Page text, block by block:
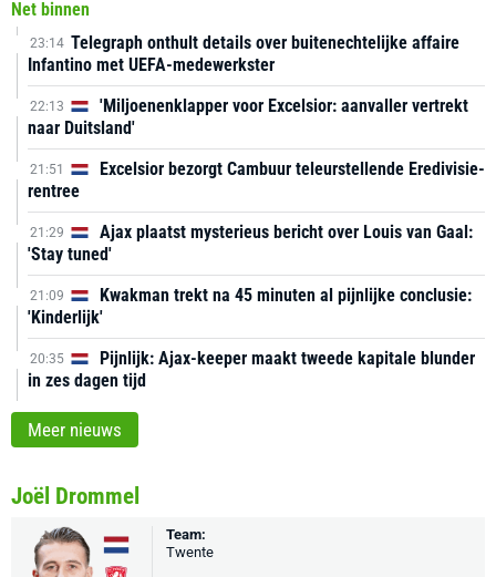
Net binnen
23:14 Telegraph onthult details over buitenechtelijke affaire
Infantino met UEFA-medewerkster
22:13
'Miljoenenklapper voor Excelsior: aanvaller vertrekt
naar Duitsland'
21:51
Excelsior bezorgt Cambuur teleurstellende Eredivisie-
rentree
21:29
Ajax plaatst mysterieus bericht over Louis van Gaal:
'Stay tuned'
21:09
Kwakman trekt na 45 minuten al pijnlijke conclusie:
'Kinderlijk'
20:35
Pijnlijk: Ajax-keeper maakt tweede kapitale blunder
in zes dagen tijd
Meer nieuws
Joël Drommel
Team:
Twente